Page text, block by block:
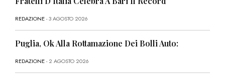
REDAZIONE- 3 AGOSTO 2026
Puglia, Ok Alla Rottamazione Dei Bolli Auto:
REDAZIONE- 2 AGOSTO 2026